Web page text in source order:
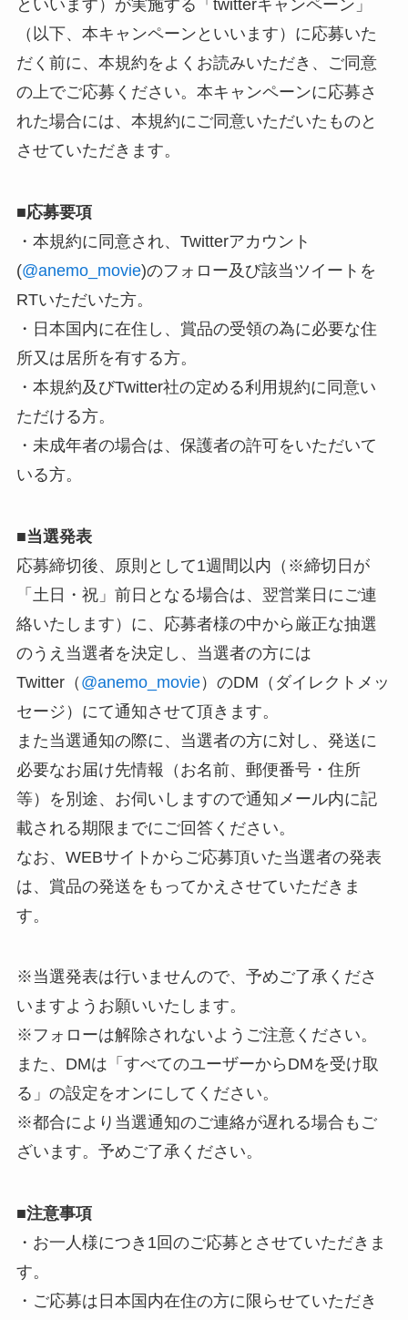
といいます）が実施する「twitterキャンペーン」
（以下、本キャンペーンといいます）に応募いた
だく前に、本規約をよくお読みいただき、ご同意
の上でご応募ください。本キャンペーンに応募さ
れた場合には、本規約にご同意いただいたものと
させていただきます。
■応募要項
・本規約に同意され、Twitterアカウント
(@anemo_movie)のフォロー及び該当ツイートを
RTいただいた方。
・日本国内に在住し、賞品の受領の為に必要な住
所又は居所を有する方。
・本規約及びTwitter社の定める利用規約に同意い
ただける方。
・未成年者の場合は、保護者の許可をいただいて
いる方。
■当選発表
応募締切後、原則として1週間以内（※締切日が
「土日・祝」前日となる場合は、翌営業日にご連
絡いたします）に、応募者様の中から厳正な抽選
のうえ当選者を決定し、当選者の方には
Twitter（ @anemo_movie）のDM（ダイレクトメッ
セージ）にて通知させて頂きます。
また当選通知の際に、当選者の方に対し、発送に
必要なお届け先情報（お名前、郵便番号・住所
等）を別途、お伺いしますので通知メール内に記
載される期限までにご回答ください。
なお、WEBサイトからご応募頂いた当選者の発表
は、賞品の発送をもってかえさせていただきま
す。
※当選発表は行いませんので、予めご了承くださ
いますようお願いいたします。
※フォローは解除されないようご注意ください。
また、DMは「すべてのユーザーからDMを受け取
る」の設定をオンにしてください。
※都合により当選通知のご連絡が遅れる場合もご
ざいます。予めご了承ください。
■注意事項
・お一人様につき1回のご応募とさせていただきま
す。
・ご応募は日本国内在住の方に限らせていただき